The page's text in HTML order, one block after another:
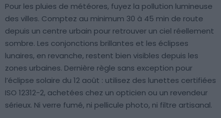
Pour les pluies de météores, fuyez la pollution lumineuse
des villes. Comptez au minimum 30 à 45 min de route
depuis un centre urbain pour retrouver un ciel réellement
sombre. Les conjonctions brillantes et les éclipses
lunaires, en revanche, restent bien visibles depuis les
zones urbaines. Dernière règle sans exception pour
l’éclipse solaire du 12 août : utilisez des lunettes certifiées
ISO 12312-2, achetées chez un opticien ou un revendeur
sérieux. Ni verre fumé, ni pellicule photo, ni filtre artisanal.